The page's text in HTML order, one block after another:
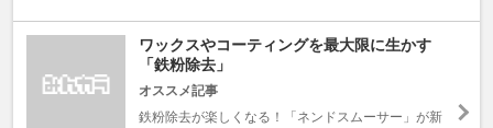
ワックスやコーティングを最大限に生かす
「鉄粉除去」
オススメ記事
鉄粉除去が楽しくなる！「ネンドスムーサー」が新